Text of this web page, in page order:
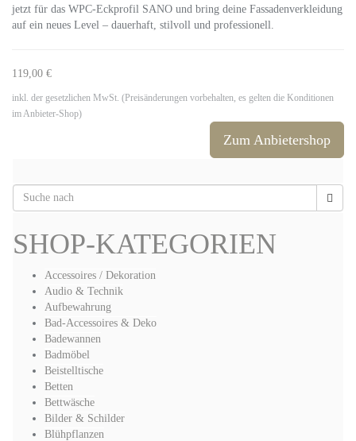
jetzt für das WPC-Eckprofil SANO und bring deine Fassadenverkleidung
auf ein neues Level – dauerhaft, stilvoll und professionell.
119,00 €
inkl. der gesetzlichen MwSt. (Preisänderungen vorbehalten, es gelten die Konditionen
im Anbieter-Shop)
Zum Anbietershop
SHOP-KATEGORIEN
Accessoires / Dekoration
Audio & Technik
Aufbewahrung
Bad-Accessoires & Deko
Badewannen
Badmöbel
Beistelltische
Betten
Bettwäsche
Bilder & Schilder
Blühpflanzen